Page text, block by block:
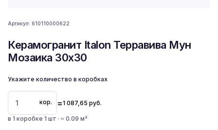
Артикул: 610110000622
Керамогранит Italon Терравива Мун
Мозаика 30x30
Укажите количество в коробках
кор. =1 087,65 руб.
в 1 коробке 1 шт · ≈ 0.09 м²